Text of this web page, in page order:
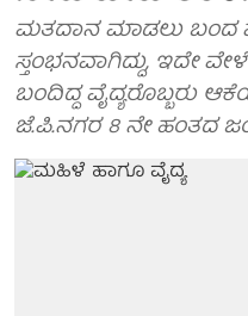
ಮತದಾನ ಮಾಡಲು
ಸ್ತಂಭನವಾಗಿದ್ದು, ಇದೇ
ಬಂದಿದ್ದ
ಜೆ.ಪಿ.ನಗರ 8 ನೇ ಹಂತದ